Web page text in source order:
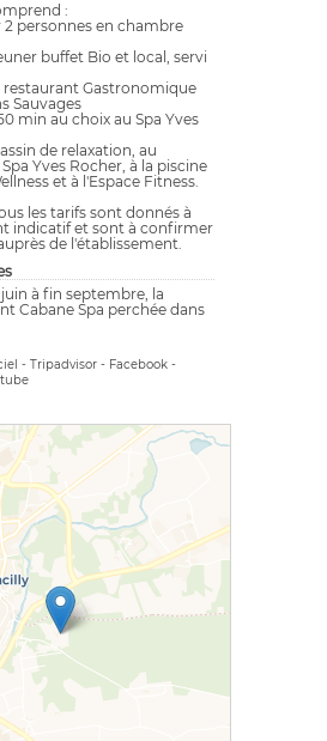
:
personnes en chambre
buffet Bio et local, servi
restaurant Gastronomique
Sauvages
min au choix au Spa Yves
de relaxation, au
Yves Rocher, à la piscine
et à l'Espace Fitness.
les tarifs sont donnés à
indicatif et sont à confirmer
de l'établissement.
à fin septembre, la
Cabane Spa perchée dans
- Tripadvisor - Facebook -